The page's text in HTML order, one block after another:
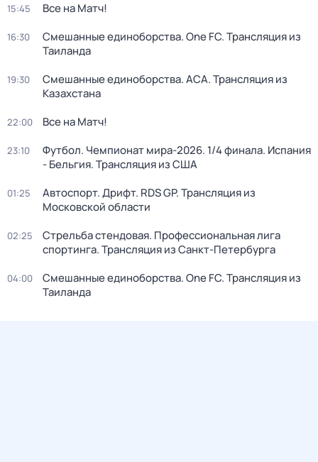
15:45 Все на Матч!
16:30
Смешанные единоборства. One FC. Трансляция из
Таиланда
19:30
Смешанные единоборства. АСА. Трансляция из
Казахстана
22:00 Все на Матч!
23:10
Футбол. Чемпионат мира-2026. 1/4 финала. Испания
- Бельгия. Трансляция из США
01:25
Автоспорт. Дрифт. RDS GP. Трансляция из
Московской области
02:25
Стрельба стендовая. Профессиональная лига
спортинга. Трансляция из Санкт-Петербурга
04:00
Смешанные единоборства. One FC. Трансляция из
Таиланда